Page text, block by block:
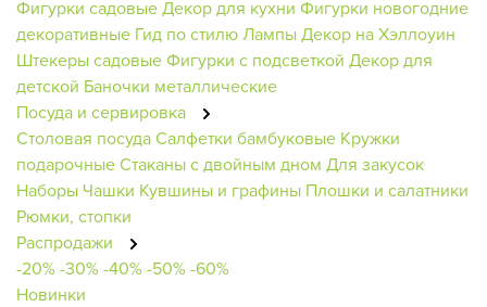
Фигурки садовыеДекор для кухни Фигурки новогодние
декоративные Гид по стилюЛампыДекор на Хэллоуин
Штекеры садовыеФигурки с подсветкой Декор для
детской Баночки металлические
Посуда и сервировка
Столовая посудаСалфетки бамбуковые Кружки
подарочныеСтаканы с двойным дном Для закусок
Наборы Чашки Кувшины и графины Плошки и салатники
Рюмки, стопки
Распродажи
-20%-30%-40%-50%-60%
Новинки